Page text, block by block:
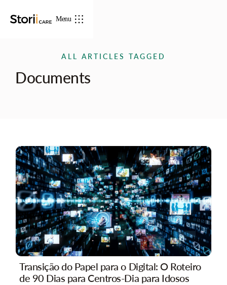
Menu
ALL ARTICLES TAGGED
Documents
Transição do Papel para o Digital: O Roteiro
de 90 Dias para Centros-Dia para Idosos